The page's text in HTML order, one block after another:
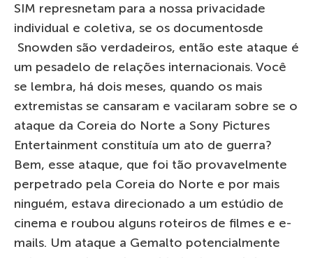
SIM represnetam para a nossa privacidade
individual e coletiva, se os documentosde
Snowden são verdadeiros, então este ataque é
um pesadelo de relações internacionais. Você
se lembra, há dois meses, quando os mais
extremistas se cansaram e vacilaram sobre se o
ataque da Coreia do Norte a Sony Pictures
Entertainment constituía um ato de guerra?
Bem, esse ataque, que foi tão provavelmente
perpetrado pela Coreia do Norte e por mais
ninguém, estava direcionado a um estúdio de
cinema e roubou alguns roteiros de filmes e e-
mails. Um ataque a Gemalto potencialmente